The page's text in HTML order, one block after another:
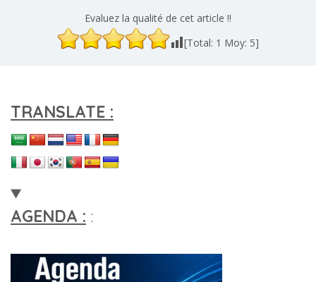
Evaluez la qualité de cet article !!
[Total: 1 Moy: 5]
TRANSLATE :
AGENDA : :